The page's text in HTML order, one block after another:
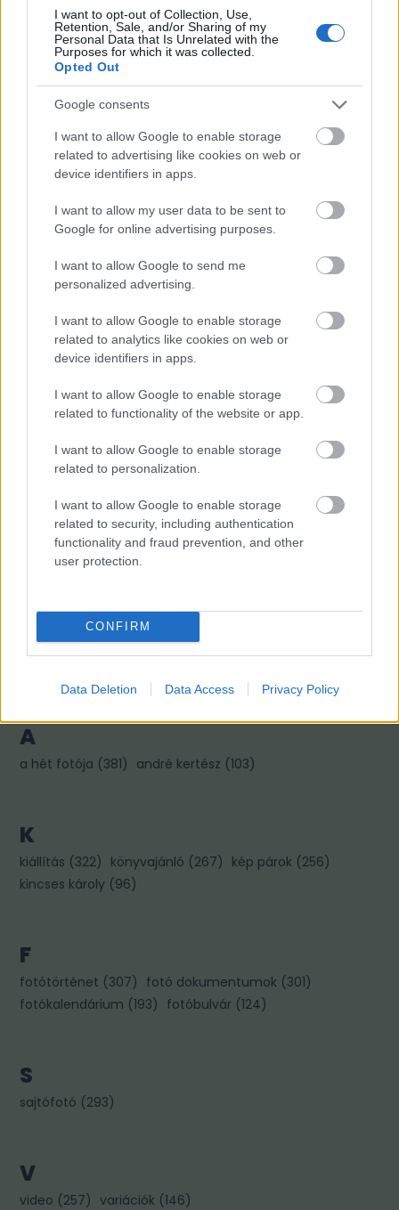
I want to opt-out of Collection, Use,
Retention, Sale, and/or Sharing of my
Personal Data that Is Unrelated with the
Purposes for which it was collected.
Opted Out
Google consents
I want to allow Google to enable storage
related to advertising like cookies on web or
device identifiers in apps.
I want to allow my user data to be sent to
Google for online advertising purposes.
I want to allow Google to send me
personalized advertising.
I want to allow Google to enable storage
related to analytics like cookies on web or
device identifiers in apps.
I want to allow Google to enable storage
related to functionality of the website or app.
I want to allow Google to enable storage
related to personalization.
I want to allow Google to enable storage
related to security, including authentication
functionality and fraud prevention, and other
user protection.
CONFIRM
Data Deletion Data Access Privacy Policy
YouTubeon
PUNKT
Nincs megjeleníthető elem
Fotográfusok és témák
mai manó ház hírek (718) magnum photos (
magyar fotográfiai múzeum
A
a hét fotója (381) andré kertész (103)
K
kiállítás (322) könyvajánló (267) kép párok (256)
kincses károly (96)
F
fotótörténet (307) fotó dokumentumok (301)
fotókalendárium (193) fotóbulvár (124)
S
sajtófotó (293)
V
video (257) variációk (146)